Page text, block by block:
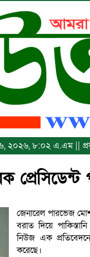
৬, ২০২৬, ৮:০২ এ.এম ||
জেনারেল পারভেজ
বরাত দিয়ে
নিউজ এক
করেছে।